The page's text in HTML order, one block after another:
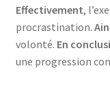
Effectivement,
procrastination.
volonté. En
une progression